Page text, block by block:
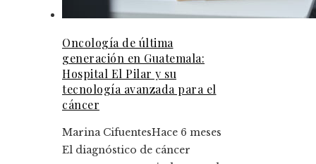
Oncología de última
generación en Guatemala:
Hospital El Pilar y su
tecnología avanzada para el
cáncer
Marina CifuentesHace 6 meses
El diagnóstico de cáncer